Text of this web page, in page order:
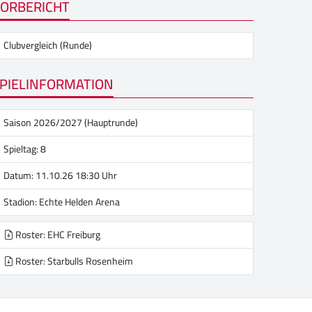
Clubvergleich (Runde)
Saison 2026/2027 (Hauptrunde)
Spieltag: 8
Datum: 11.10.26 18:30 Uhr
Stadion:Echte Helden Arena
Roster: EHC Freiburg
Roster: Starbulls Rosenheim